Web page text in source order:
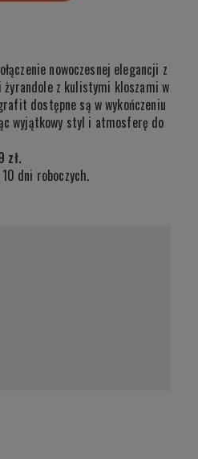
nowoczesnej elegancji z
z kulistymi kloszami w
dostępne są w wykończeniu
wyjątkowy styl i atmosferę do
zł.
dni roboczych.